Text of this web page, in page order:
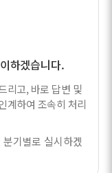
하겠습니다.
리고, 바로 답변 및
계하여 조속히 처리
기별로 실시하겠